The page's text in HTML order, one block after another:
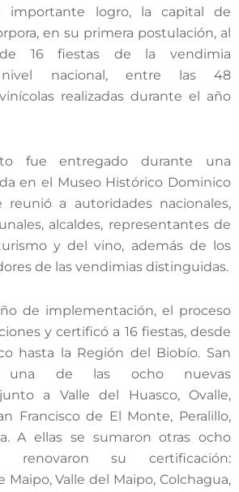
importante logro, la capital de
en su primera postulación, al
16 fiestas de la vendimia
nacional, entre las 48
realizadas durante el año
fue entregado durante una
en el Museo Histórico Dominico
reunió a autoridades nacionales,
alcaldes, representantes de
y del vino, además de los
de las vendimias distinguidas.
de implementación, el proceso
y certificó a 16 fiestas, desde
hasta la Región del Biobío. San
una de las ocho nuevas
a Valle del Huasco, Ovalle,
Francisco de El Monte, Peralillo,
A ellas se sumaron otras ocho
renovaron su certificación:
Maipo, Valle del Maipo, Colchagua,